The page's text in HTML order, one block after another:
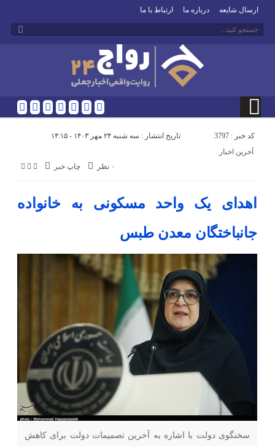
ارسال شایعه درباره ما ارتباط با ما
کد خبر : 3797 تاریخ انتشار : سه شنبه ۲۴ مهر ۱۴۰۳ - ۱۴:۱۵
چاپ خبر ۰ نظر
آخرین اخبار
اهدای یک واحد مسکونی به خانواده
جانباختگان معدن طبس
سخنگوی دولت با اشاره به آخرین تصمیمات دولت برای کاهش